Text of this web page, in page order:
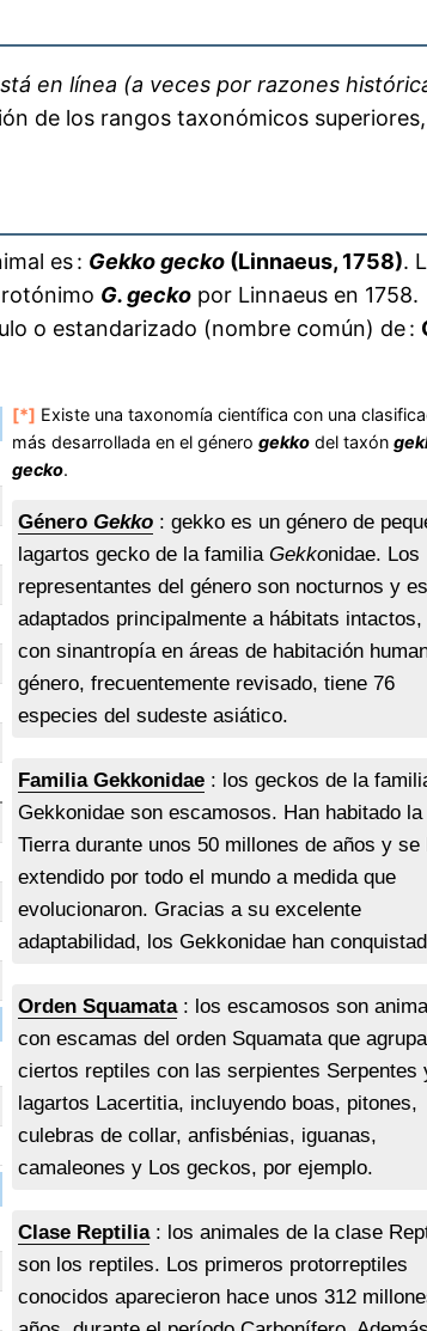
en línea (a veces por razones
de los rangos taxonómicos
es : Gekko gecko (Linnaeus, 1758).
G. gecko por Linnaeus en 1758.
o estandarizado (nombre común) de :
[*] Existe una taxonomía científica con una
más desarrollada en el génerogekko del taxón
gecko.
GéneroGekko : gekko es un género de
lagartos gecko de la familiaGekkonidae. Los
representantes del género son nocturnos y
adaptados principalmente a hábitats intactos,
con sinantropía en áreas de habitación
género, frecuentemente revisado, tiene 76
especies del sudeste asiático.
Familia Gekkonidae : los geckos de la
Gekkonidae son escamosos. Han habitado la
Tierra durante unos 50 millones de años y se
extendido por todo el mundo a medida que
evolucionaron. Gracias a su excelente
adaptabilidad, los Gekkonidae han
Orden Squamata: los escamosos son
con escamas del orden Squamata que
ciertos reptiles con las serpientes Serpentes
lagartos Lacertitia, incluyendo boas, pitones,
culebras de collar, anfisbénias, iguanas,
camaleones y Los geckos, por ejemplo.
Clase Reptilia: los animales de la clase
son los reptiles. Los primeros protorreptiles
conocidos aparecieron hace unos 312